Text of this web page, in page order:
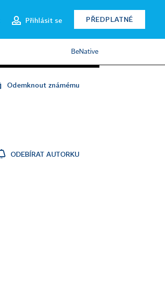
Přihlásit se PŘEDPLATNÉ
BeNative
Odemknout známému
ODEBÍRAT AUTORKU